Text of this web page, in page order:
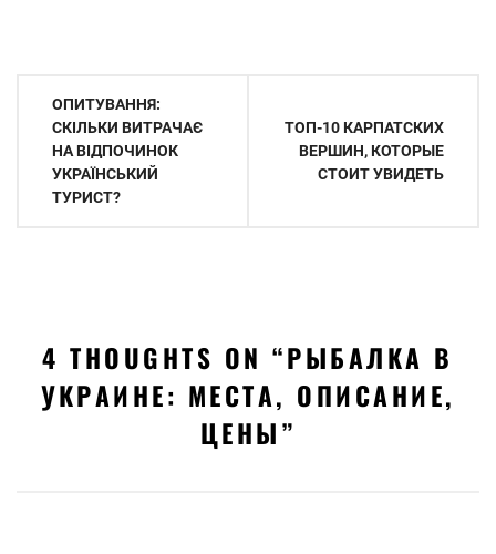
Навигация
записям
ОПИТУВАННЯ:
СКІЛЬКИ ВИТРАЧАЄ
НА ВІДПОЧИНОК
УКРАЇНСЬКИЙ
ТУРИСТ?
ТОП-10 КАРПАТСКИХ
ВЕРШИН, КОТОРЫЕ
СТОИТ УВИДЕТЬ
4 THOUGHTS ON “РЫБАЛКА В
УКРАИНЕ: МЕСТА, ОПИСАНИЕ,
ЦЕНЫ”